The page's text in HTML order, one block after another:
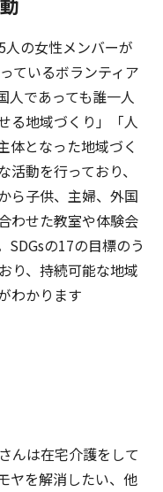
の女性メンバーが
ているボランティア
人であっても誰一人
る地域づくり」「人
体となった地域づく
動を行っており、
ら子供、主婦、外国
わせた教室や体験会
SDGsの17の目標のう
り、持続可能な地域
わかります
んは在宅介護をして
ヤを解消したい、他